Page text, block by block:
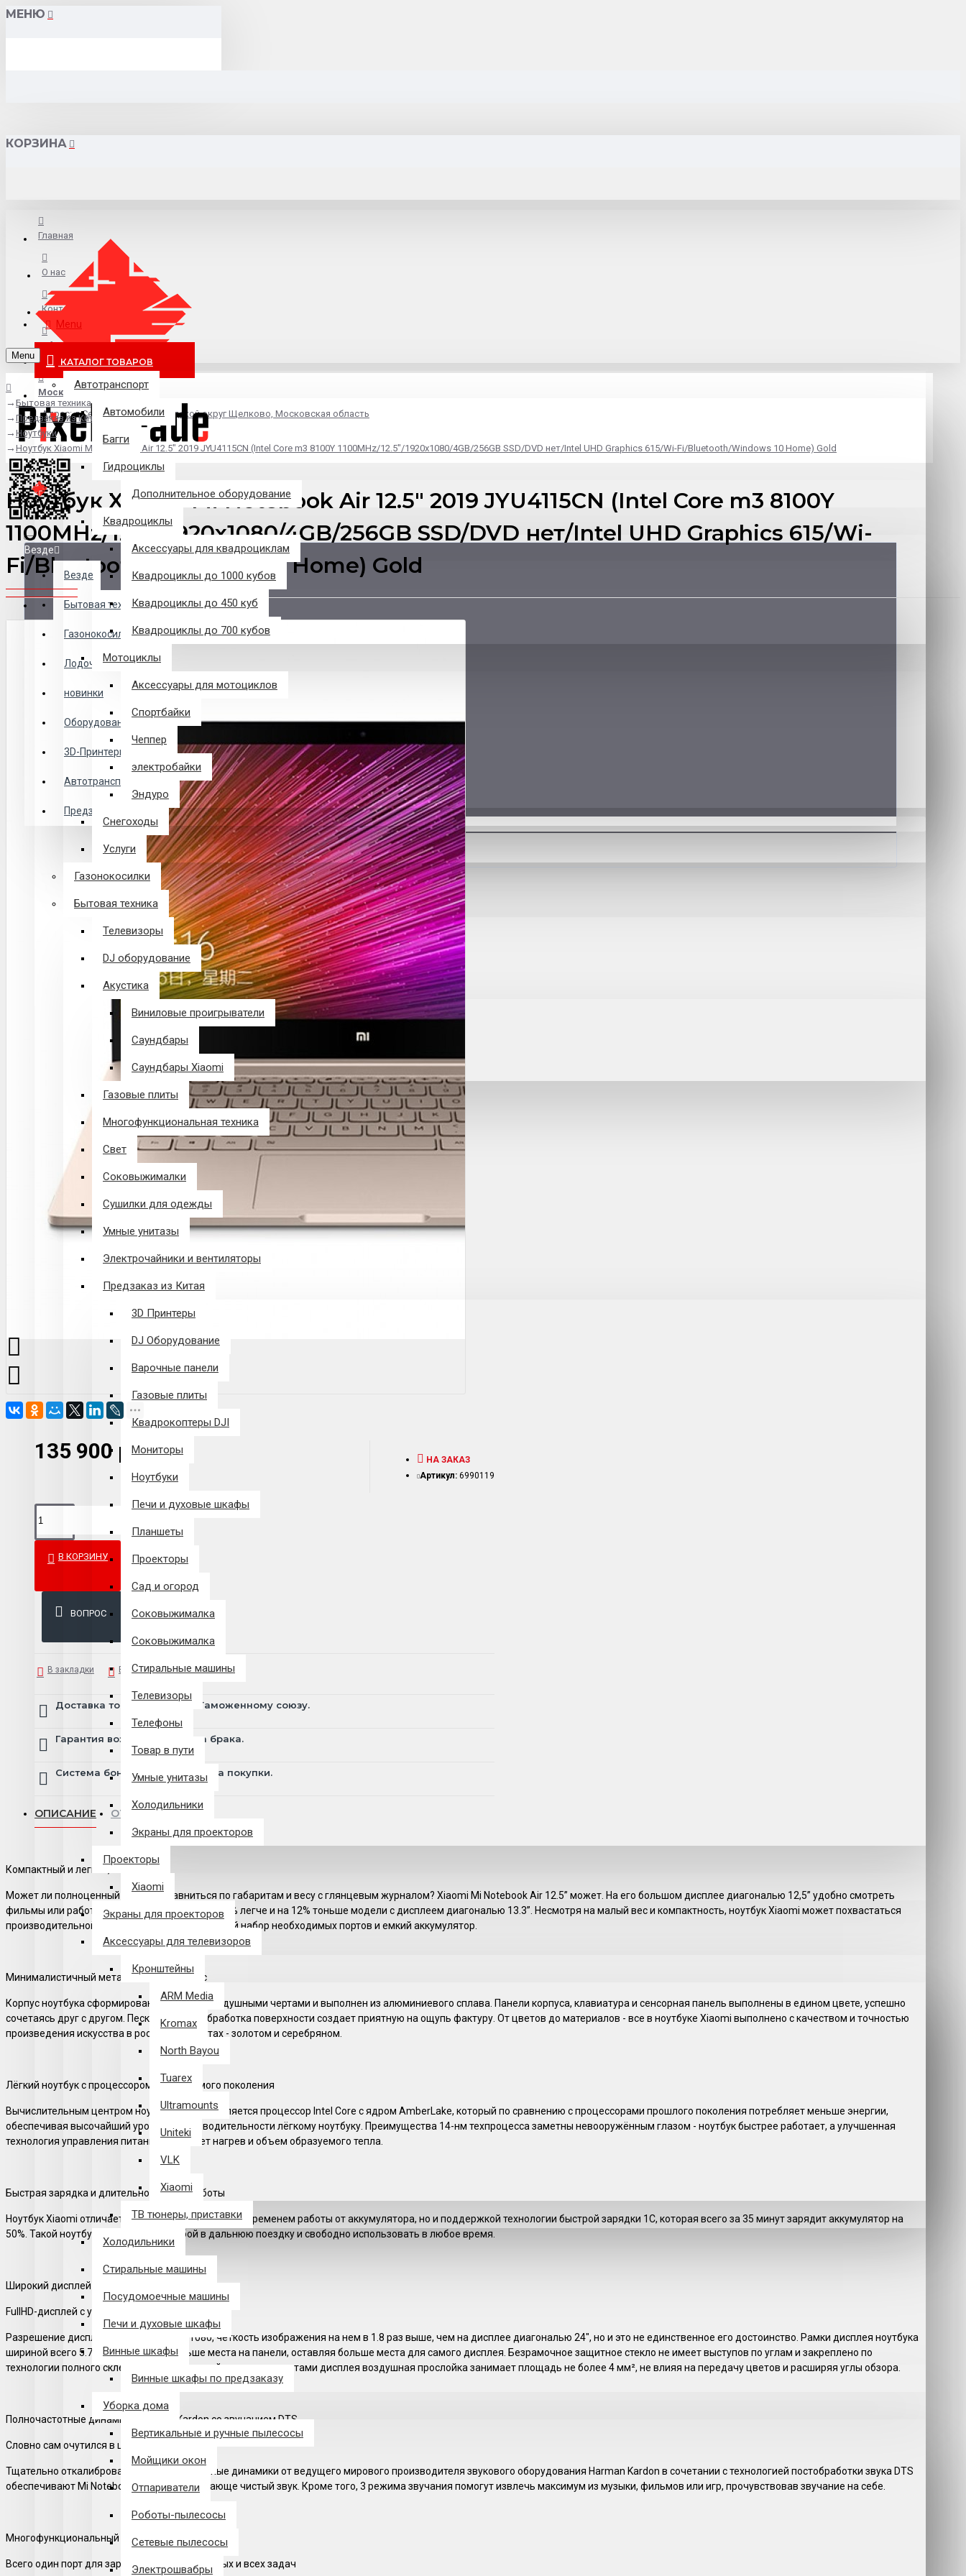
МЕНЮ
КОРЗИНА
Главная
О нас
Контакты
info@pixel-trade.ru
Москва
Адрес: д.Серково, вл1А, городской округ Щелково, Московская область
Везде
Везде
Бытовая техника
Газонокосилки
Лодочные Моторы
новинки
Оборудование
3D-Принтеры
Автотранспорт
Предзаказ из Китая
Филиалы
Закладки
0 товар(ов) - 0 р.
В корзине пусто!
Menu
КАТАЛОГ ТОВАРОВ
Автотранспорт
Автомобили
Багги
Гидроциклы
Дополнительное оборудование
Квадроциклы
Аксессуары для квадроциклам
Квадроциклы до 1000 кубов
Квадроциклы до 450 куб
Квадроциклы до 700 кубов
Мотоциклы
Аксессуары для мотоциклов
Спортбайки
Чеппер
электробайки
Эндуро
Снегоходы
Услуги
Газонокосилки
Бытовая техника
Телевизоры
DJ оборудование
Акустика
Виниловые проигрыватели
Саундбары
Саундбары Xiaomi
Газовые плиты
Многофункциональная техника
Свет
Соковыжималки
Сушилки для одежды
Умные унитазы
Электрочайники и вентиляторы
Предзаказ из Китая
3D Принтеры
DJ Оборудование
Варочные панели
Газовые плиты
Квадрокоптеры DJI
Мониторы
Ноутбуки
Печи и духовые шкафы
Планшеты
Проекторы
Сад и огород
Соковыжималка
Соковыжималка
Стиральные машины
Телевизоры
Телефоны
Товар в пути
Умные унитазы
Холодильники
Экраны для проекторов
Проекторы
Xiaomi
Экраны для проекторов
Аксессуары для телевизоров
Кронштейны
ARM Media
Kromax
North Bayou
Tuarex
Ultramounts
Uniteki
VLK
Xiaomi
ТВ тюнеры, приставки
Холодильники
Стиральные машины
Посудомоечные машины
Печи и духовые шкафы
Винные шкафы
Винные шкафы по предзаказу
Уборка дома
Вертикальные и ручные пылесосы
Мойщики окон
Отпариватели
Роботы-пылесосы
Сетевые пылесосы
Электрошвабры
Menu
Бытовая техника
Предзаказ из Китая
Ноутбуки
Ноутбук Xiaomi Mi Notebook Air 12.5" 2019 JYU4115CN (Intel Core m3 8100Y 1100MHz/12.5"/1920x1080/4GB/256GB SSD/DVD нет/Intel UHD Graphics 615/Wi-Fi/Bluetooth/Windows 10 Home) Gold
Ноутбук Xiaomi Mi Notebook Air 12.5" 2019 JYU4115CN (Intel Core m3 8100Y
1100MHz/12.5"/1920x1080/4GB/256GB SSD/DVD нет/Intel UHD Graphics 615/Wi-
Fi/Bluetooth/Windows 10 Home) Gold
135 900 р.
НА ЗАКАЗ
Артикул: 6990119
В КОРЗИНУ
ВОПРОС
В закладки В сравнение
Доставка товара по всему Таможенному союзу.
Гарантия возврата и обмена брака.
Система бонусов и подарков за покупки.
ОПИСАНИЕ ОТЗЫВЫ
Компактный и легкий, как журнал
Может ли полноценный ноутбук сравниться по габаритам и весу с глянцевым журналом? Xiaomi Mi Notebook Air 12.5” может. На его большом дисплее диагональю 12,5” удобно смотреть
фильмы или работать с документами. Он на 17% легче и на 12% тоньше модели с дисплеем диагональю 13.3”. Несмотря на малый вес и компактность, ноутбук Xiaomi может похвастаться
производительной начинкой, у него есть полный набор необходимых портов и емкий аккумулятор.
Минималистичный металлический корпус
Корпус ноутбука сформирован плавными воздушными чертами и выполнен из алюминиевого сплава. Панели корпуса, клавиатура и сенсорная панель выполнены в едином цвете, успешно
сочетаясь друг с другом. Пескоструйная обработка поверхности создает приятную на ощупь фактуру. От цветов до материалов - все в ноутбуке Xiaomi выполнено с качеством и точностью
произведения искусства в роскошных цветах - золотом и серебряном.
Лёгкий ноутбук с процессором Intel восьмого поколения
Вычислительным центром ноутбука Xiaomi является процессор Intel Core с ядром AmberLake, который по сравнению с процессорами прошлого поколения потребляет меньше энергии,
обеспечивая высочайший уровень производительности лёгкому ноутбуку. Преимущества 14-нм техпроцесса заметны невооружённым глазом - ноутбук быстрее работает, а улучшенная
технология управления питанием снижает нагрев и объем образуемого тепла.
Быстрая зарядка и длительное время работы
Ноутбук Xiaomi отличается не только длительным временем работы от аккумулятора, но и поддержкой технологии быстрой зарядки 1C, которая всего за 35 минут зарядит аккумулятор на
50%. Такой ноутбук можно взять с собой в дальнюю поездку и свободно использовать в любое время.
Широкий дисплей и узкие рамки
FullHD-дисплей с уникальными чертами
Разрешение дисплея ноутбука - 1920×1080, четкость изображения на нем в 1.8 раз выше, чем на дисплее диагональю 24", но и это не единственное его достоинство. Рамки дисплея ноутбука
шириной всего 5.71 мм занимают меньше места на панели, оставляя больше места для самого дисплея. Безрамочное защитное стекло не имеет выступов по углам и закреплено по
технологии полного склеивания, при которой между элементами дисплея воздушная прослойка занимает площадь не более 4 мм², не влияя на передачу цветов и расширяя углы обзора.
Полночастотные динамики Harman Kardon со звучанием DTS
Словно сам очутился в центре событий
Тщательно откалиброванные полночастотные динамики от ведущего мирового производителя звукового оборудования Harman Kardon в сочетании с технологией постобработки звука DTS
обеспечивают Mi Notebook Air 12.5" потрясающе чистый звук. Кроме того, 3 режима звучания помогут извлечь максимум из музыки, фильмов или игр, прочувствовав звучание на себе.
Многофункциональный порт USB-C
Всего один порт для зарядки, передачи данных и всех задач